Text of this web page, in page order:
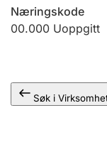
Andre tema
Næringskode
00.000 Uoppgitt
Søk i